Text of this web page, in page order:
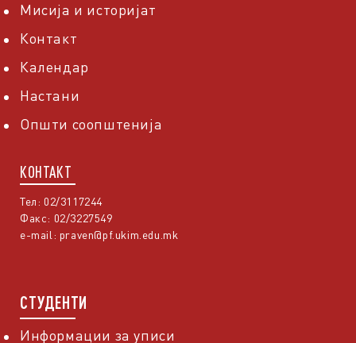
Мисија и историјат
Контакт
Календар
Настани
Општи соопштенија
КОНТАКТ
Тел: 02/3117244
Факс: 02/3227549
e-mail: praven@pf.ukim.edu.mk
СТУДЕНТИ
Информации за уписи